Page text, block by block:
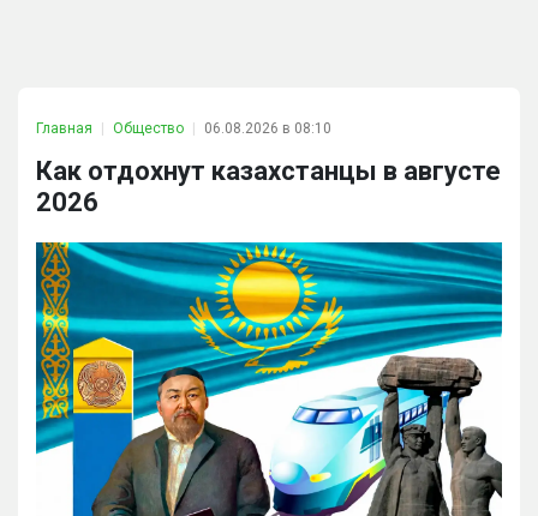
Главная Общество 06.08.2026 в 08:10
Как отдохнут казахстанцы в августе
2026